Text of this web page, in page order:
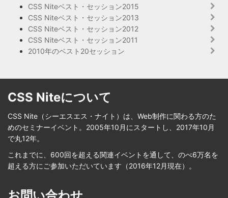
CSS Niteベスト・セッション2015
CSS Niteベスト・セッション2013
CSS Niteベスト・セッション2012
CSS Niteベスト・セッション2011
2010年のベスト20セッション
CSS Niteについて
CSS Nite（シーエスエス・ナイト）は、Web制作に関わる方のた
めのセミナーイベント。2005年10月にスタートし、2017年10月
で丸12年。
これまでに、600回を超える関連イベントを通して、のべ6万名を
超える方にご参加いただいています（2016年12月現在）。